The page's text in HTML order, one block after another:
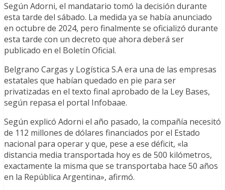
Según Adorni, el mandatario tomó la decisión durante
esta tarde del sábado. La medida ya se había anunciado
en octubre de 2024, pero finalmente se oficializó durante
esta tarde con un decreto que ahora deberá ser
publicado en el Boletín Oficial.
Belgrano Cargas y Logística S.A era una de las empresas
estatales que habían quedado en pie para ser
privatizadas en el texto final aprobado de la Ley Bases,
según repasa el portal Infobaae.
Según explicó Adorni el año pasado, la compañía necesitó
de 112 millones de dólares financiados por el Estado
nacional para operar y que, pese a ese déficit, «la
distancia media transportada hoy es de 500 kilómetros,
exactamente la misma que se transportaba hace 50 años
en la República Argentina», afirmó.